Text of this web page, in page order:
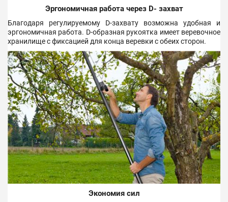
Эргономичная работа через D- захват
Благодаря регулируемому D-захвату возможна удобная и
эргономичная работа. D-образная рукоятка имеет веревочное
хранилище с фиксацией для конца веревки с обеих сторон.
Экономия сил